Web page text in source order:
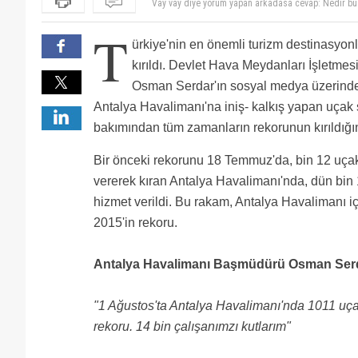
merkezinde yaşanan ve dünyada birçok noktada
Antalya her gün patlayan pistleriyle de rekor kırdı.
Thk antalya şubesi vasif komutanimizin başarisi
meydan muduru gormek istiyoruz.olmadi
Gurur duydum....
Sasirmadim antalya hep turist dolu, yurtdan ve
Insallah böyle devam eder.
İnis kalkis yapan ucaklarin %50 si tgs nindi.450-
BAZILARINA SORSAN TURİZM KÖTÜ! E uçaklarda
harcamıyolar diyor.birilerinin cepleri sürekli
gerçi o teşekkürü bile esirgeyen birçok yer
T ürkiye'nin en önemli turizm
kırıldı. Devlet Hava Meydanları
Osman Serdar'ın sosyal medya
Antalya Havalimanı'na iniş- kalkış yapan uçak
bakımından tüm zamanların rekorunun
Bir önceki rekorunu 18 Temmuz'da, bin 12
vererek kıran Antalya Havalimanı'nda, dün
hizmet verildi. Bu rakam, Antalya Havalimanı
2015'in rekoru.
Antalya Havalimanı Başmüdürü Osman
"1 Ağustos'ta Antalya Havalimanı'nda 1011
rekoru. 14 bin çalışanımzı kutlarım"